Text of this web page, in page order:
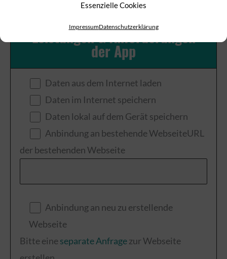
Essenzielle Cookies
ImpressumDatenschutzerklärung
Leistungen & Anforderungen
der App
Daten aus dem Internet laden
Daten im Internet speichern
Daten lokal auf dem Gerät speichern
Anbindung an bestehende WebseiteURL
der bestehenden Webseite
Anbindung an neu zu erstellende
Webseite
Bitte eineseparate Anfragezur Webseite